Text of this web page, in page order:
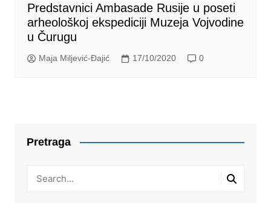
Predstavnici Ambasade Rusije u poseti
arheološkoj ekspediciji Muzeja Vojvodine
u Čurugu
Maja Miljević-Đajić 17/10/2020 0
Pretraga